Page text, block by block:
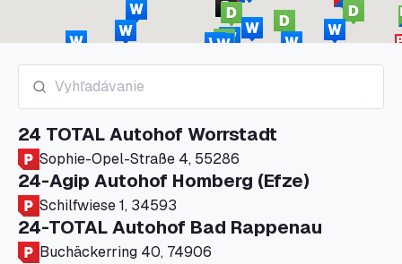
24 TOTAL Autohof Worrstadt
Sophie-Opel-Straße 4, 55286
24-Agip Autohof Homberg (Efze)
Schilfwiese 1, 34593
24-TOTAL Autohof Bad Rappenau
Buchäckerring 40, 74906